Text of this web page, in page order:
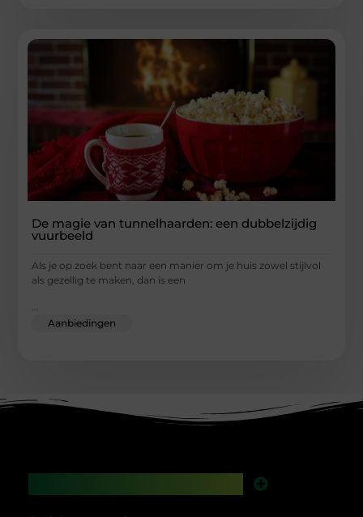
De magie van tunnelhaarden: een dubbelzijdig
vuurbeeld
Als je op zoek bent naar een manier om je huis zowel stijlvol
als gezellig te maken, dan is een
Aanbiedingen